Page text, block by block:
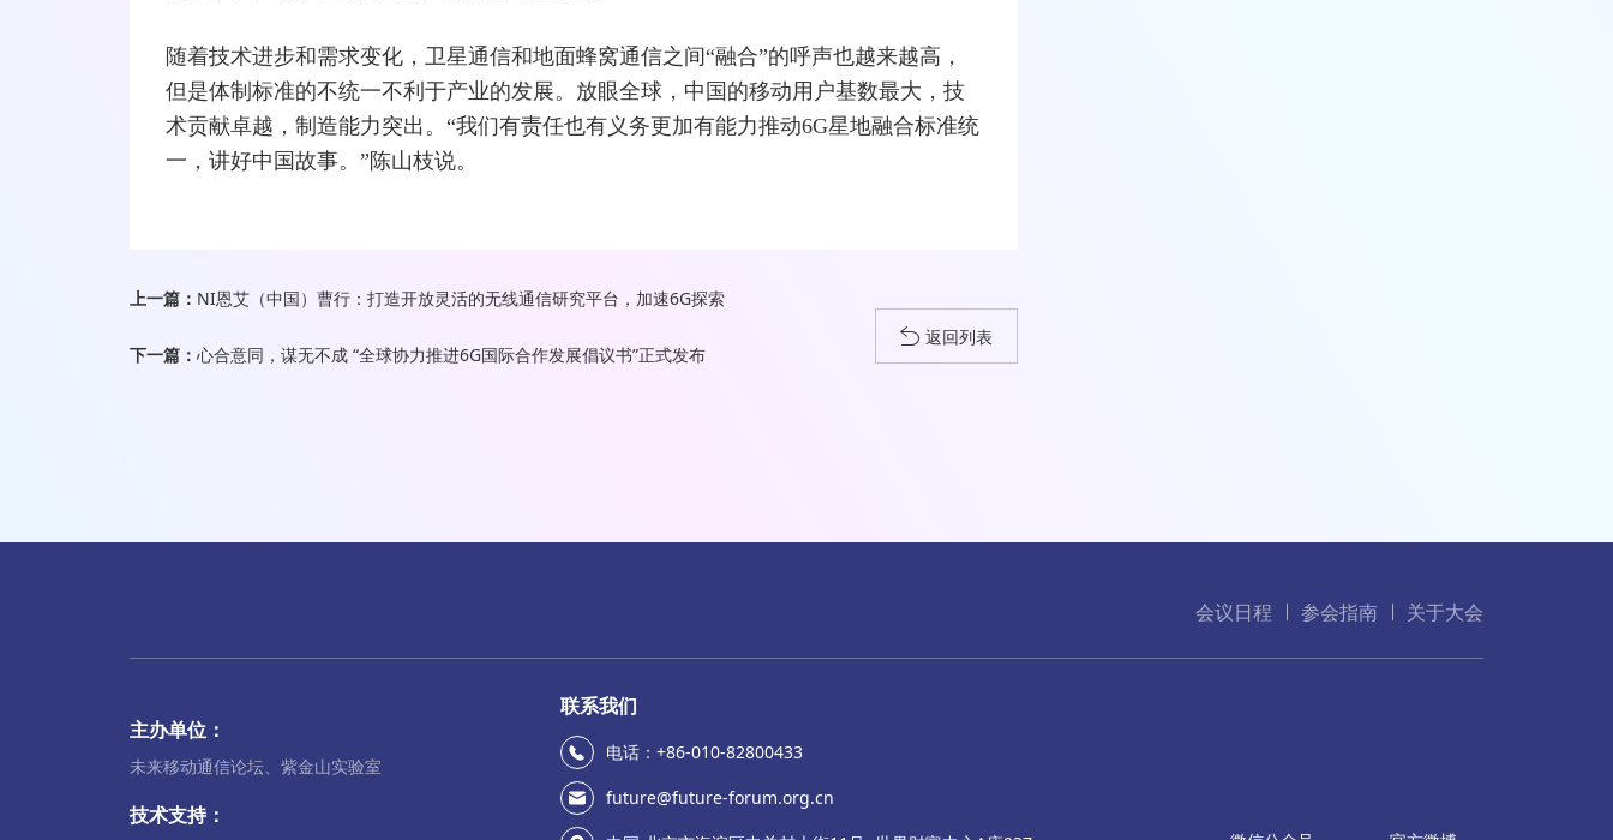
随着技术进步和需求变化，卫星通信和地面蜂窝通信之间“融合”的呼声也越来越高，
但是体制标准的不统一不利于产业的发展。放眼全球，中国的移动用户基数最大，技
术贡献卓越，制造能力突出。“我们有责任也有义务更加有能力推动6G星地融合标准统
一，讲好中国故事。”陈山枝说。
上一篇： NI恩艾（中国）曹行：打造开放灵活的无线通信研究平台，加速6G探索
下一篇： 心合意同，谋无不成 “全球协力推进6G国际合作发展倡议书”正式发布
返回列表
会议日程 参会指南 关于大会
主办单位：
未来移动通信论坛、紫金山实验室
技术支持：
联系我们
电话：+86-010-82800433
future@future-forum.org.cn